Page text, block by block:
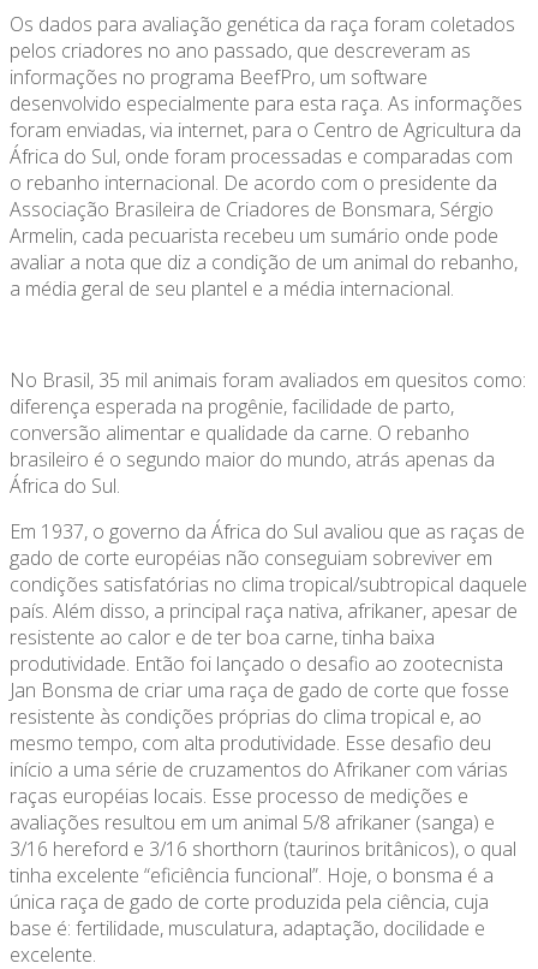
Os dados para avaliação genética da raça foram coletados
pelos criadores no ano passado, que descreveram as
informações no programa BeefPro, um software
desenvolvido especialmente para esta raça. As informações
foram enviadas, via internet, para o Centro de Agricultura da
África do Sul, onde foram processadas e comparadas com
o rebanho internacional. De acordo com o presidente da
Associação Brasileira de Criadores de Bonsmara, Sérgio
Armelin, cada pecuarista recebeu um sumário onde pode
avaliar a nota que diz a condição de um animal do rebanho,
a média geral de seu plantel e a média internacional.
No Brasil, 35 mil animais foram avaliados em quesitos como:
diferença esperada na progênie, facilidade de parto,
conversão alimentar e qualidade da carne. O rebanho
brasileiro é o segundo maior do mundo, atrás apenas da
África do Sul.
Em 1937, o governo da África do Sul avaliou que as raças de
gado de corte européias não conseguiam sobreviver em
condições satisfatórias no clima tropical/subtropical daquele
país. Além disso, a principal raça nativa, afrikaner, apesar de
resistente ao calor e de ter boa carne, tinha baixa
produtividade. Então foi lançado o desafio ao zootecnista
Jan Bonsma de criar uma raça de gado de corte que fosse
resistente às condições próprias do clima tropical e, ao
mesmo tempo, com alta produtividade. Esse desafio deu
início a uma série de cruzamentos do Afrikaner com várias
raças européias locais. Esse processo de medições e
avaliações resultou em um animal 5/8 afrikaner (sanga) e
3/16 hereford e 3/16 shorthorn (taurinos britânicos), o qual
tinha excelente “eficiência funcional”. Hoje, o bonsma é a
única raça de gado de corte produzida pela ciência, cuja
base é: fertilidade, musculatura, adaptação, docilidade e
excelente.